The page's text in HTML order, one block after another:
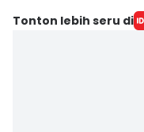
Editor
Tonton lebih seru di